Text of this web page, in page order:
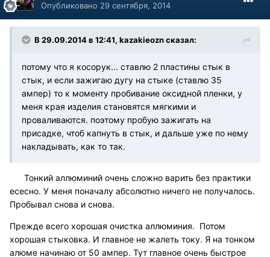
Опубликовано 29 сентября, 2014
В 29.09.2014 в 12:41, kazakieozn сказал:
потому что я косорук... ставлю 2 пластины стык в
стык, и если зажигаю дугу на стыке (ставлю 35
ампер) то к моменту пробивание оксидной пленки, у
меня края изделия становятся мягкими и
проваливаются. поэтому пробую зажигать на
присадке, чтоб капнуть в стык, и дальше уже по нему
накладывать, как то так.
Тонкий аллюминий очень сложно варить без практики
есесно. У меня поначалу абсолютно ничего не получалось.
Пробывал снова и снова.
Прежде всего хорошая очистка аллюминия. Потом
хорошая стыковка. И главное не жалеть току. Я на тонком
алюме начинаю от 50 ампер. Тут главное очень быстрое